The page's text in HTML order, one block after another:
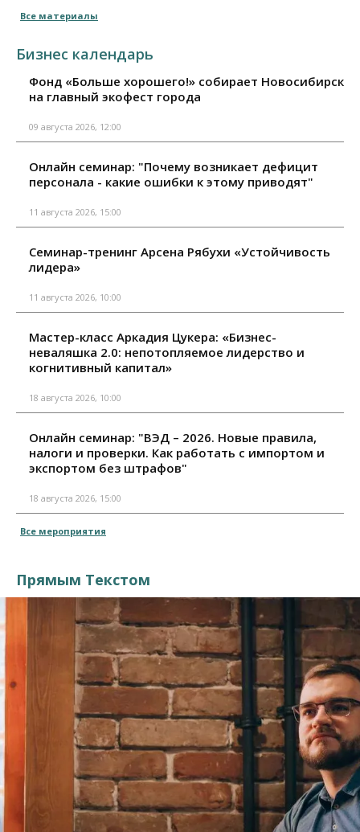
Все материалы
Бизнес календарь
Фонд «Больше хорошего!» собирает Новосибирск
на главный экофест города
09 августа 2026, 12:00
Онлайн семинар: "Почему возникает дефицит
персонала - какие ошибки к этому приводят"
11 августа 2026, 15:00
Семинар-тренинг Арсена Рябухи «Устойчивость
лидера»
11 августа 2026, 10:00
Мастер-класс Аркадия Цукера: «Бизнес-
неваляшка 2.0: непотопляемое лидерство и
когнитивный капитал»
18 августа 2026, 10:00
Онлайн семинар: "ВЭД – 2026. Новые правила,
налоги и проверки. Как работать с импортом и
экспортом без штрафов"
18 августа 2026, 15:00
Все мероприятия
Прямым Текстом